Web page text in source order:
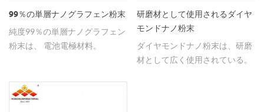
99％の単層ナノグラフェン粉末
純度99％の単層ナノグラフェン
粉末は、 電池電極材料。
研磨材として使用されるダイヤ
モンドナノ粉末
ダイヤモンドナノ粉末は、研磨
材として広く使用されている。